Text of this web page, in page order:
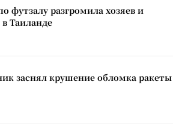
футзалу разгромила хозяев и
Таиланде
заснял крушение обломка ракеты